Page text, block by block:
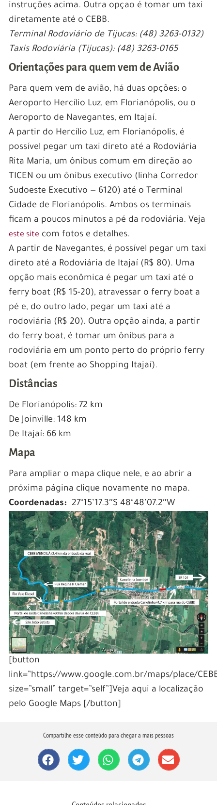
instruções acima. Outra opçao é tomar um taxi
diretamente até o CEBB.
Terminal Rodoviário de Tijucas: (48) 3263-0132)
Taxis Rodoviária (Tijucas): (48) 3263-0165
Orientações para quem vem de Avião
Para quem vem de avião, há duas opções: o
Aeroporto Hercílio Luz, em Florianópolis, ou o
Aeroporto de Navegantes, em Itajaí.
A partir do Hercílio Luz, em Florianópolis, é
possível pegar um taxi direto até a Rodoviária
Rita Maria, um ônibus comum em direção ao
TICEN ou um ônibus executivo (linha Corredor
Sudoeste Executivo — 6120) até o Terminal
Cidade de Florianópolis. Ambos os terminais
ficam a poucos minutos a pé da rodoviária. Veja
este site com fotos e detalhes.
A partir de Navegantes, é possível pegar um taxi
direto até a Rodoviária de Itajaí (R$ 80). Uma
opção mais econômica é pegar um taxi até o
ferry boat (R$ 15-20), atravessar o ferry boat a
pé e, do outro lado, pegar um taxi até a
rodoviária (R$ 20). Outra opção ainda, a partir
do ferry boat, é tomar um ônibus para a
rodoviária em um ponto perto do próprio ferry
boat (em frente ao Shopping Itajaí).
Distâncias
De Florianópolis: 72 km
De Joinville: 148 km
De Itajaí: 66 km
Mapa
Para ampliar o mapa clique nele, e ao abrir a
próxima página clique novamente no mapa.
Coordenadas: 27°15’17.3″S 48°48’07.2″W
[button
link=”https://www.google.com.br/maps/place/
size=”small” target=”self”]Veja aqui a localização
pelo Google Maps [/button]
Compartilhe esse conteúdo para chegar a mais pessoas